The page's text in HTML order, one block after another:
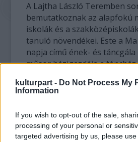
kulturpart - Do Not Process My
Information
If you wish to opt-out of the sale,
processing of your personal or
targeted advertising by us, please
A Lajtha László Teremben
bemutatkoznak az alapfokú
iskolák és a
tanuló növendékei. Este a
napja című ének- és
műsor házigazdája a
szombaton 13:00-14:00-ig
Keresztes Dóra dedikálják a
könyvüket, aPapó zenedéjét.